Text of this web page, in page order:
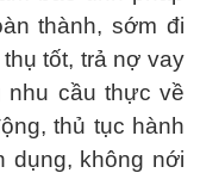
thành, sớm đi
tốt, trả nợ vay
nhu cầu thực về
thủ tục hành
dụng, không nới